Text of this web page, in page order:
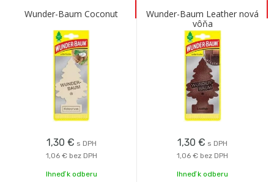
Wunder-Baum Coconut
1,30 € s DPH
1,06 € bez DPH
Ihneď k odberu
Wunder-Baum Leather nová
vôňa
1,30 € s DPH
1,06 € bez DPH
Ihneď k odberu